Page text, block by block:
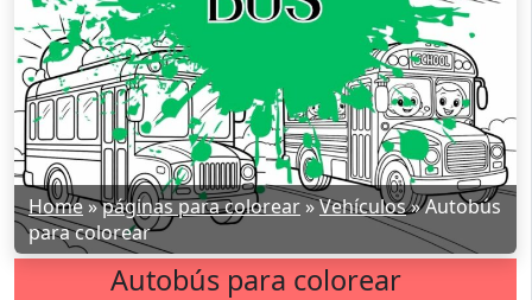
Home»páginas para colorear»Vehículos»Autobús
para colorear
Autobús para colorear